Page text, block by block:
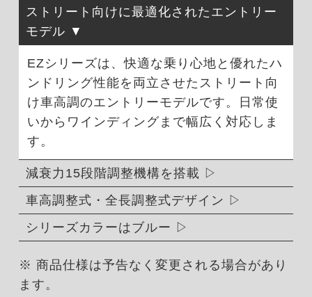
ストリート向けに最適化されたエントリー
モデル
EZシリーズは、快適な乗り心地と優れたハ
ンドリング性能を両立させたストリート向
け車高調のエントリーモデルです。日常使
いからワインディングまで幅広く対応しま
す。
減衰力15段階調整機構を搭載
車高調整式・全長調整式デザイン
シリーズカラーはブルー
※ 商品仕様は予告なく変更される場合があり
ます。